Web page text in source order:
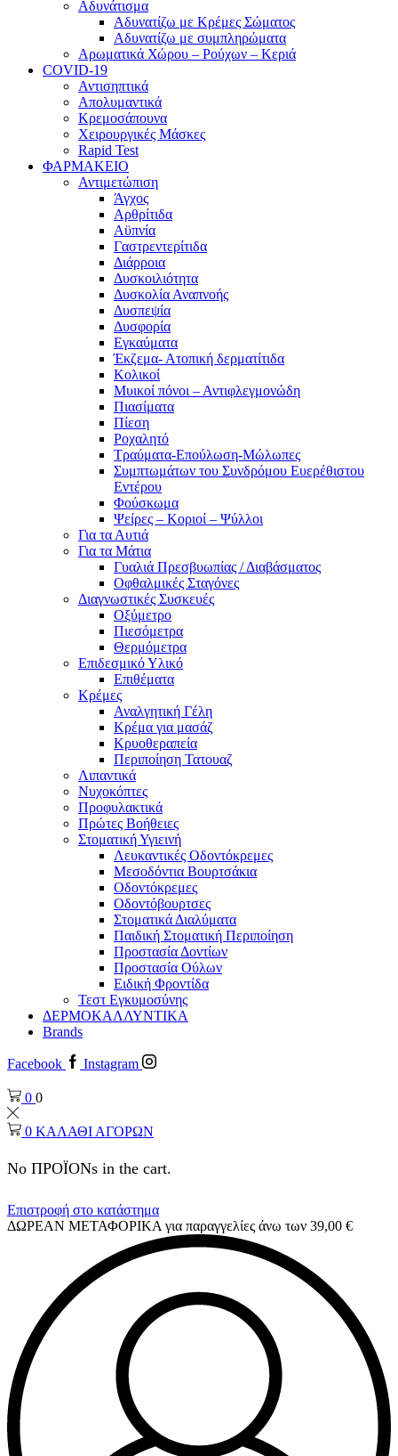
Αδυνάτισμα
Αδυνατίζω με Κρέμες Σώματος
Αδυνατίζω με συμπληρώματα
Αρωματικά Χώρου – Ρούχων – Κεριά
COVID-19
Αντισηπτικά
Απολυμαντικά
Κρεμοσάπουνα
Χειρουργικές Μάσκες
Rapid Test
ΦΑΡΜΑΚΕΙΟ
Αντιμετώπιση
Άγχος
Αρθρίτιδα
Αϋπνία
Γαστρεντερίτιδα
Διάρροια
Δυσκοιλιότητα
Δυσκολία Αναπνοής
Δυσπεψία
Δυσφορία
Εγκαύματα
Έκζεμα- Ατοπική δερματίτιδα
Κολικοί
Μυικοί πόνοι – Αντιφλεγμονώδη
Πιασίματα
Πίεση
Ροχαλητό
Τραύματα-Επούλωση-Μώλωπες
Συμπτωμάτων του Συνδρόμου Ευερέθιστου
Εντέρου
Φούσκωμα
Ψείρες – Κοριοί – Ψύλλοι
Για τα Αυτιά
Για τα Μάτια
Γυαλιά Πρεσβυωπίας / Διαβάσματος
Οφθαλμικές Σταγόνες
Διαγνωστικές Συσκευές
Οξύμετρο
Πιεσόμετρα
Θερμόμετρα
Επιδεσμικό Υλικό
Επιθέματα
Κρέμες
Αναλγητική Γέλη
Κρέμα για μασάζ
Κρυοθεραπεία
Περιποίηση Τατουαζ
Λιπαντικά
Νυχοκόπτες
Προφυλακτικά
Πρώτες Βοήθειες
Στοματική Υγιεινή
Λευκαντικές Οδοντόκρεμες
Μεσοδόντια Βουρτσάκια
Οδοντόκρεμες
Οδοντόβουρτσες
Στοματικά Διαλύματα
Παιδική Στοματική Περιποίηση
Προστασία Δοντίων
Προστασία Ούλων
Ειδική Φροντίδα
Τεστ Εγκυμοσύνης
ΔΕΡΜΟΚΑΛΛΥΝΤΙΚΑ
Brands
Facebook Instagram
0 0
0 ΚΑΛΑΘΙ ΑΓΟΡΩΝ
No ΠΡΟΪΟΝs in the cart.
Επιστροφή στο κατάστημα
ΔΩΡΕΑΝ ΜΕΤΑΦΟΡΙΚΑ για παραγγελίες άνω των 39,00 €